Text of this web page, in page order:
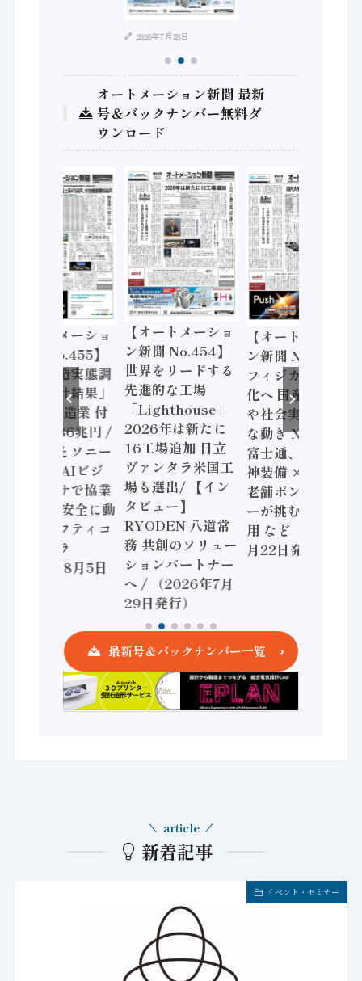
2026年7月28日
オートメーション新聞 最新
号＆バックナンバー無料ダ
ウンロード
【オートメーショ
ン新聞 No.455】
「経済構造実態調
査二次集計結果」
2024年製造業 付
加価値額86兆円 /
三菱電機とソニー
セミコン AIビジ
ョンセンサで協業
/ IDEC、安全に動
かすセーフティコ
ントローラ
（2026年8月5日
【オートメーショ
ン新聞 No.454】
世界をリードする
先進的な工場
「Lighthouse」
2026年は新たに
16工場追加 日立
ヴァンタラ米国工
場も選出/ 【イン
タビュー】
RYODEN 八道常
務 共創のソリュー
ションパートナー
へ / （2026年7月
29日発行）
【オートメーショ
ン新聞 No.453】
フィジカルAI本格
化へ 国産AI開発
や社会実装に活発
な動き Noetra、
富士通、日立 / 兵
神装備 × HMS、
老舗ポンプメーカ
ーが挑むデータ活
用 など（2026年7
月22日発行）
最新号＆バックナンバー一覧
新着記事
article
イベント・セミナー